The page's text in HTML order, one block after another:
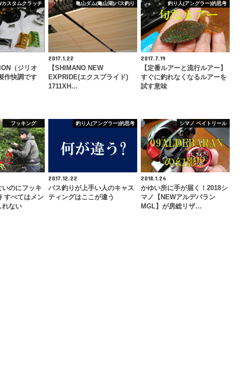
カスタムクラッチ
（ジリオ
作快調です
亀山ダム(亀山湖)バス釣り
2017.1.22
【SHIMANO NEW
EXPRIDE(エクスプライド)
1711XH…
釣り人(アングラー)的思考
2017.7.19
【定番ルアーと流行ルアー】
すぐに釣れなくなるルアーを
試す意味
フッキング
のにフッキ
すべてはメン
れない
釣り人(アングラー)的思考
2017.12.22
バス釣りが上手い人のキャス
ティングはここが違う
シマノ ベイトリール
2018.1.24
かゆい所に手が届く！2018シ
マノ【NEWアルデバラン
MGL】が房総リザ…